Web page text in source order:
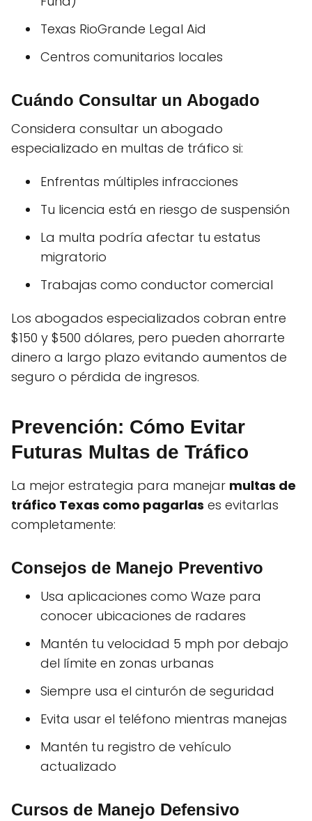
Texas RioGrande Legal Aid
Centros comunitarios locales
Cuándo Consultar un Abogado
Considera consultar un abogado
especializado en multas de tráfico si:
Enfrentas múltiples infracciones
Tu licencia está en riesgo de suspensión
La multa podría afectar tu estatus
migratorio
Trabajas como conductor comercial
Los abogados especializados cobran entre
$150 y $500 dólares, pero pueden ahorrarte
dinero a largo plazo evitando aumentos de
seguro o pérdida de ingresos.
Prevención: Cómo Evitar
Futuras Multas de Tráfico
La mejor estrategia para manejar multas de
tráfico Texas como pagarlas es evitarlas
completamente:
Consejos de Manejo Preventivo
Usa aplicaciones como Waze para
conocer ubicaciones de radares
Mantén tu velocidad 5 mph por debajo
del límite en zonas urbanas
Siempre usa el cinturón de seguridad
Evita usar el teléfono mientras manejas
Mantén tu registro de vehículo
actualizado
Cursos de Manejo Defensivo